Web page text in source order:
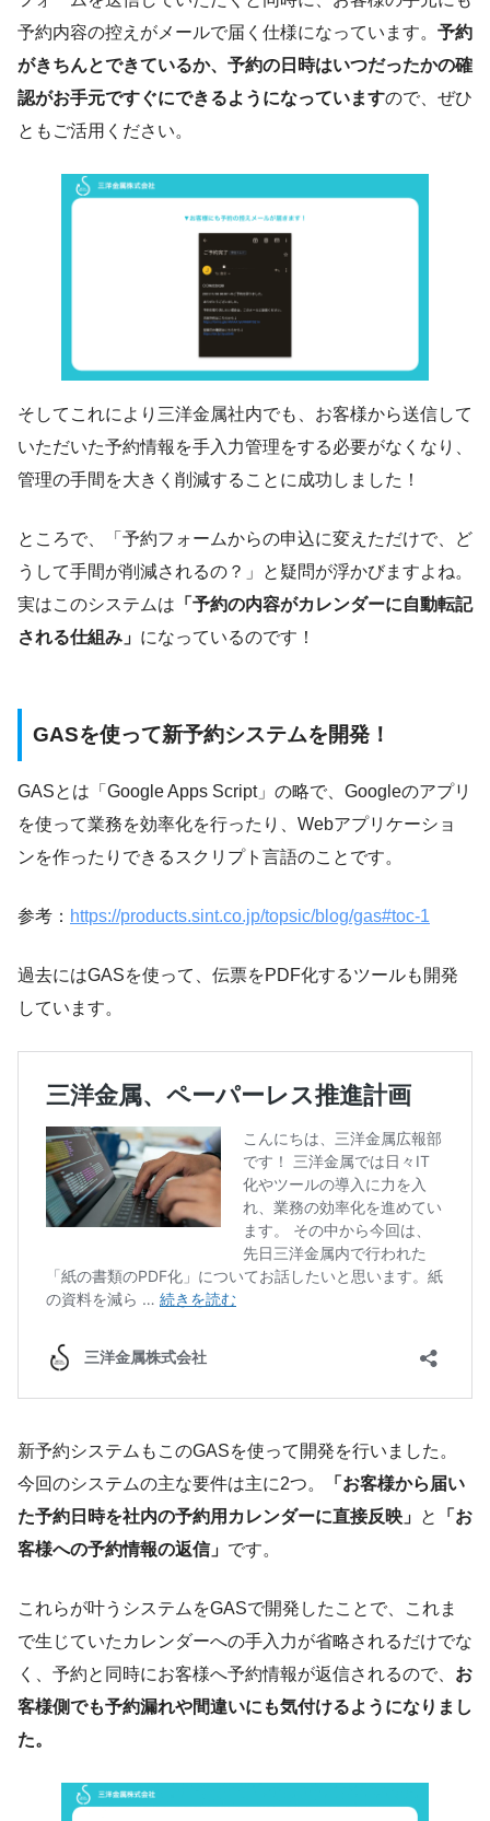
予約内容の控えがメールで届く仕様になっています。 予約
がきちんとできているか、予約の日時はいつだったかの確
認がお手元ですぐにできるようになっていますので、ぜひ
ともご活用ください。
そしてこれにより三洋金属社内でも、お客様から送信して
いただいた予約情報を手入力管理をする必要がなくなり、
管理の手間を大きく削減することに成功しました！
ところで、「予約フォームからの申込に変えただけで、ど
うして手間が削減されるの？」と疑問が浮かびますよね。
実はこのシステムは 「予約の内容がカレンダーに自動転記
される仕組み」 になっているのです！
GASを使って新予約システムを開発！
GASとは「Google Apps Script」の略で、Googleのアプリ
を使って業務を効率化を行ったり、Webアプリケーショ
ンを作ったりできるスクリプト言語のことです。
参考： https://products.sint.co.jp/topsic/blog/gas#toc-1
過去にはGASを使って、伝票をPDF化するツールも開発
しています。
新予約システムもこのGASを使って開発を行いました。
今回のシステムの主な要件は主に2つ。
「お客様から届い
た予約日時を社内の予約用カレンダーに直接反映」 と
「お
客様への予約情報の返信」 です。
これらが叶うシステムをGASで開発したことで、これま
で生じていたカレンダーへの手入力が省略されるだけでな
く、予約と同時にお客様へ予約情報が返信されるので、 お
客様側でも予約漏れや間違いにも気付けるようになりまし
た。